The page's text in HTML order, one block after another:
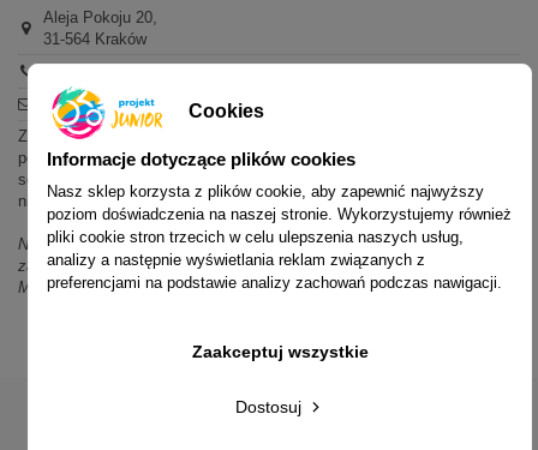
Aleja Pokoju 20,
31-564 Kraków
sklep@projektjunior.pl
Zapraszamy do sklepu stacjonarnego:
poniedziałek - piątek: 11.00-19.00
sobota: 10.00-14.00
niedziela (każda): nieczynne
Nie odpowiadamy na wiadomości SMS. W sprawach dotyczących
zamówień i oferty prosimy o kontakt mailowy, telefoniczny lub przez
Messenger.
Cookies
Informacje dotyczące plików cookies
Nasz sklep korzysta z plików cookie, aby zapewnić najwyższy
poziom doświadczenia na naszej stronie. Wykorzystujemy również
pliki cookie stron trzecich w celu ulepszenia naszych usług,
analizy a następnie wyświetlania reklam związanych z
preferencjami na podstawie analizy zachowań podczas nawigacji.
Dostosuj
Zaakceptuj wszystkie